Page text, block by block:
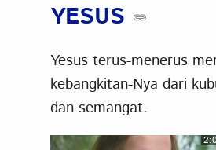
YESUS
Yesus terus-menerus
kebangkitan-Nya dari
dan semangat.